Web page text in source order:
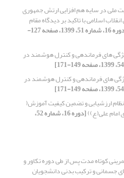
ملی در سایه هم افزایی ارتش جمهوری
اسلامی با تاکید بر دیدگاه مقام
[دوره 16، شماره 51، 1399، صفحه 127-
های فرماندهی و کنترل هوشمند در
های فرماندهی و کنترل هوشمند در
ارزشیابی و تضمین کیفیت آموزش(
امام علی(ع)) [دوره 16، شماره 52،
کوتاه مدت پس از طی دوره تکاور و
جسمانی و ترکیب بدنی دانشجویان